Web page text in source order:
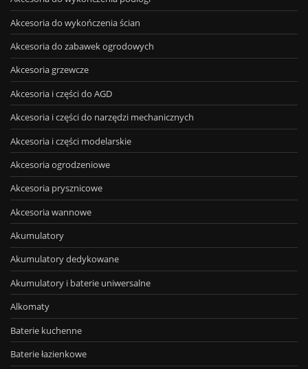
Akcesoria do wykończenia ścian
Akcesoria do zabawek ogrodowych
Akcesoria grzewcze
Akcesoria i części do AGD
Akcesoria i części do narzędzi mechanicznych
Akcesoria i części modelarskie
Akcesoria ogrodzeniowe
Akcesoria prysznicowe
Akcesoria wannowe
Akumulatory
Akumulatory dedykowane
Akumulatory i baterie uniwersalne
Alkomaty
Baterie kuchenne
Baterie łazienkowe